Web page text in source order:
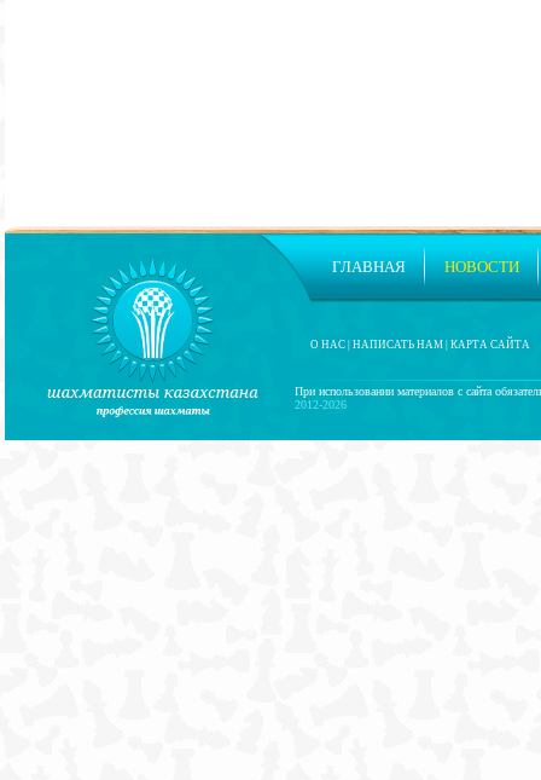
При использовании материалов с сайта
2012-2026
О НАС НАПИСАТЬ НАМ КАРТА САЙТА
ГЛАВНАЯ НОВОСТИ